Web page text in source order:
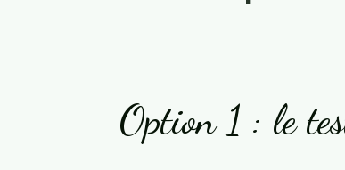
Option 1 : le